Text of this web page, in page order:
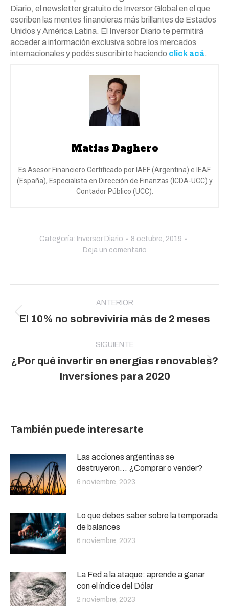
Diario, el newsletter gratuito de Inversor Global en el que
escriben las mentes financieras más brillantes de Estados
Unidos y América Latina. El Inversor Diario te permitirá
acceder a información exclusiva sobre los mercados
internacionales y podés suscribirte haciendo click acá.
Matias Daghero
Es Asesor Financiero Certificado por IAEF (Argentina) e IEAF
(España), Especialista en Dirección de Finanzas (ICDA-UCC) y
Contador Público (UCC).
Categoría: Inversor Diario
8 octubre, 2019
Deja un comentario
entre
publicaciones
ANTERIOR
Publicación
El 10% no sobreviviría más de 2 meses
SIGUIENTE
Publicación
siguiente:
¿Por qué invertir en energías renovables?
Inversiones para 2020
También puede interesarte
Las acciones argentinas se
destruyeron… ¿Comprar o vender?
6 noviembre, 2023
Lo que debes saber sobre la temporada
de balances
6 noviembre, 2023
La Fed a la ataque: aprende a ganar
con el índice del Dólar
2 noviembre, 2023